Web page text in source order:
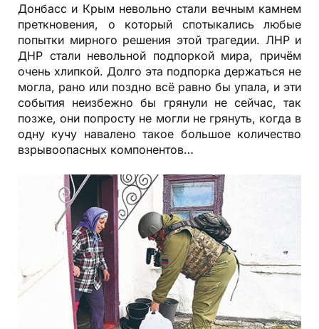
Донбасс и Крым невольно стали вечным камнем
преткновения, о который спотыкались любые
попытки мирного решения этой трагедии. ЛНР и
ДНР стали невольной подпоркой мира, причём
очень хлипкой. Долго эта подпорка держаться не
могла, рано или поздно всё равно бы упала, и эти
события неизбежно бы грянули не сейчас, так
позже, они попросту не могли не грянуть, когда в
одну кучу навалено такое большое количество
взрывоопасных компонентов…